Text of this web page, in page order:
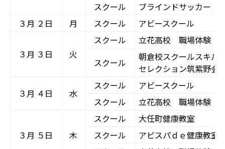
スクール
ブラインドサッカー
３月 ２日
月 スクール アビースクール
３月 ３日 火
スクール
立花高校 職場体験
スクール
朝倉校スクールスキル
セレクション筑紫野会
３月 ４日 水
スクール
アビースクール
スクール
立花高校 職場体験
３月 ５日 木
スクール
大任町健康教室
スクール
アビスパｄｅ健康教室